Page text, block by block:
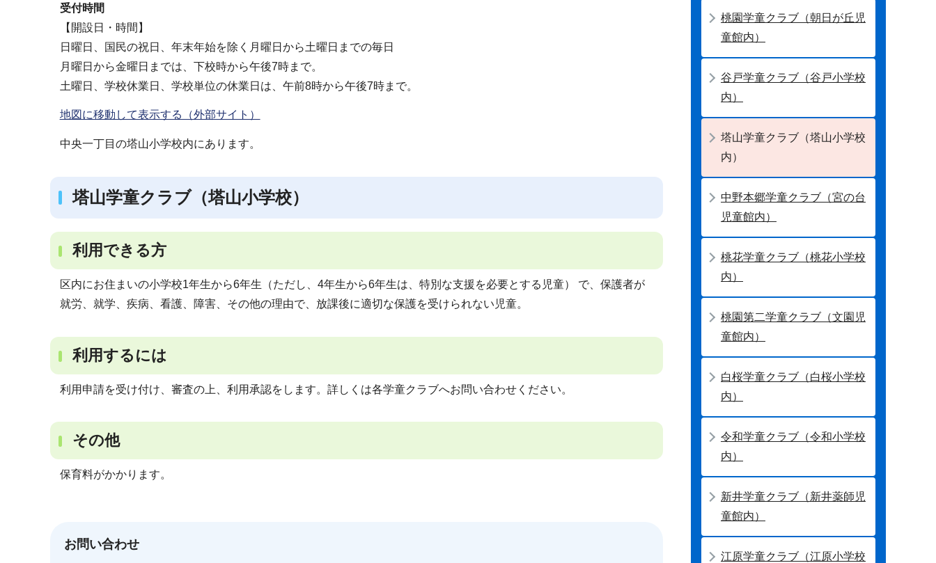
受付時間
【開設日・時間】
日曜日、国民の祝日、年末年始を除く月曜日から土曜日までの毎日
月曜日から金曜日までは、下校時から午後7時まで。
土曜日、学校休業日、学校単位の休業日は、午前8時から午後7時まで。
地図に移動して表示する（外部サイト）
中央一丁目の塔山小学校内にあります。
塔山学童クラブ（塔山小学校）
利用できる方
区内にお住まいの小学校1年生から6年生（ただし、4年生から6年生は、特別な支援を必要とする児童） で、保護者が
就労、就学、疾病、看護、障害、その他の理由で、放課後に適切な保護を受けられない児童。
利用するには
利用申請を受け付け、審査の上、利用承認をします。詳しくは各学童クラブへお問い合わせください。
その他
保育料がかかります。
お問い合わせ
ら
桃園学童クラブ（朝日が丘児
童館内）
谷戸学童クラブ（谷戸小学校
内）
塔山学童クラブ（塔山小学校
内）
中野本郷学童クラブ（宮の台
児童館内）
桃花学童クラブ（桃花小学校
内）
桃園第二学童クラブ（文園児
童館内）
白桜学童クラブ（白桜小学校
内）
令和学童クラブ（令和小学校
内）
新井学童クラブ（新井薬師児
童館内）
江原学童クラブ（江原小学校